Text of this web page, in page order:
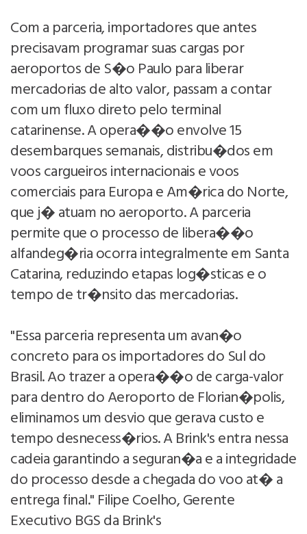
Com a parceria, importadores que antes
precisavam programar suas cargas por
aeroportos de S�o Paulo para liberar
mercadorias de alto valor, passam a contar
com um fluxo direto pelo terminal
catarinense. A opera��o envolve 15
desembarques semanais, distribu�dos em
voos cargueiros internacionais e voos
comerciais para Europa e Am�rica do Norte,
que j� atuam no aeroporto. A parceria
permite que o processo de libera��o
alfandeg�ria ocorra integralmente em Santa
Catarina, reduzindo etapas log�sticas e o
tempo de tr�nsito das mercadorias.
"Essa parceria representa um avan�o
concreto para os importadores do Sul do
Brasil. Ao trazer a opera��o de carga-valor
para dentro do Aeroporto de Florian�polis,
eliminamos um desvio que gerava custo e
tempo desnecess�rios. A Brink's entra nessa
cadeia garantindo a seguran�a e a integridade
do processo desde a chegada do voo at� a
entrega final." Filipe Coelho, Gerente
Executivo BGS da Brink's